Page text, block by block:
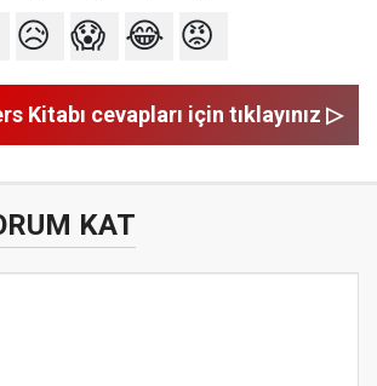
😥 😱 😂 😡
Kitabı cevapları için tıklayınız ▷
KAT